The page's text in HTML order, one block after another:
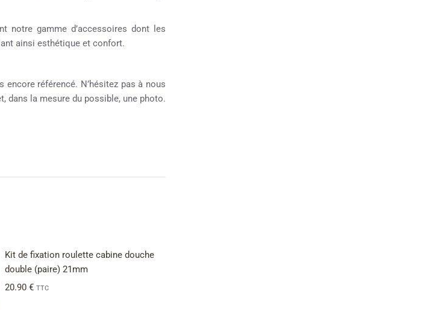
notre gamme d’accessoires dont les
ainsi esthétique et confort.
référencé. N’hésitez pas à nous
la mesure du possible, une photo.
Kit de fixation roulette cabine douche
double (paire) 21mm
20.90 € TTC